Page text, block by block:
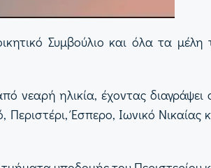
Συμβούλιο και όλα τα
νεαρή ηλικία, έχοντας
Έσπερο, Ιωνικό